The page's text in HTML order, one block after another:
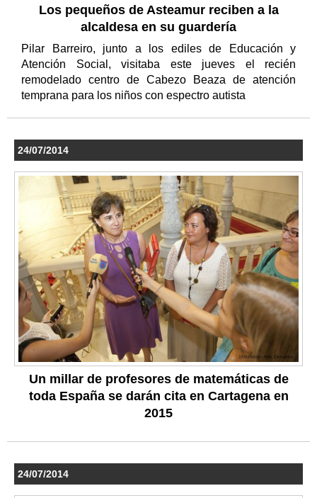
Los pequeños de Asteamur reciben a la
alcaldesa en su guardería
Pilar Barreiro, junto a los ediles de Educación y
Atención Social, visitaba este jueves el recién
remodelado centro de Cabezo Beaza de atención
temprana para los niños con espectro autista
24/07/2014
Un millar de profesores de matemáticas de
toda España se darán cita en Cartagena en
2015
24/07/2014